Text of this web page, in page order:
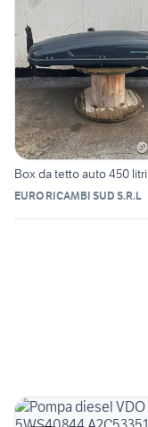
Box da tetto auto 450 litri
EURO RICAMBI SUD S.R.L